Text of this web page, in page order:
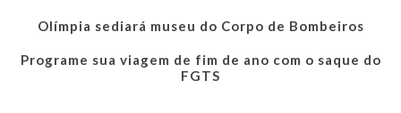
Olímpia sediará museu do Corpo de Bombeiros
Programe sua viagem de fim de ano com o saque do
FGTS